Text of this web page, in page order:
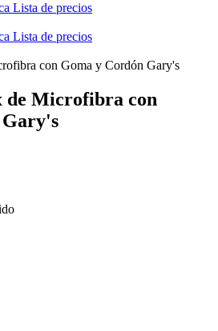
Lista de precios
Lista de precios
de Microfibra con